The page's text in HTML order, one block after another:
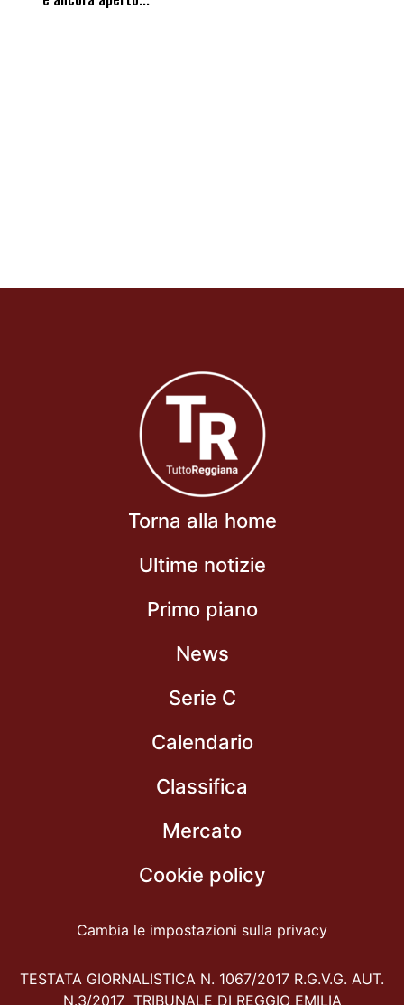
Torna alla home
Ultime notizie
Primo piano
News
Serie C
Calendario
Classifica
Mercato
Cookie policy
Cambia le impostazioni sulla privacy
TESTATA GIORNALISTICA N. 1067/2017 R.G.V.G. AUT.
N.3/2017 TRIBUNALE DI REGGIO EMILIA